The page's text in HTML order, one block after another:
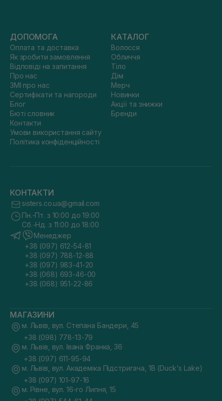
ДОПОМОГА
Оплата та доставка
Як зробити замовлення
Відповіді на запитання
Про нас
ЗМІ про нас
Сертифікати та нагороди
Блог
Бюті словник
Контакти
Умови використання сайту
Політика конфіденційності
КАТАЛОГ
Волосся
Обличчя
Тіло
Дім
Мерч
Новинки
Акції та знижки
Бренди
КОНТАКТИ
sisters.co.ua@gmail.com
Пн.-Пт. з 10:00 до 19:00
Сб.-Нд. з 11:00 до 18:00
Менеджер
+38 (097) 612-54-81
+38 (097) 788-12-88
+38 (097) 983-41-20
+38 (068) 693-46-00
+38 (068) 951-22-86
МАГАЗИНИ
м. Львів, вул. Степана Бандери, 45
+38 (098) 778-13-79
м. Львів, вул. Івана Франка, 36
+38 (097) 611-95-94
м. Львів, вул. Академіка Підстригача, 1В (Duck's Lake)
+38 (097) 101-97-16
м. Рівне, вул. 16-го Липня, 15